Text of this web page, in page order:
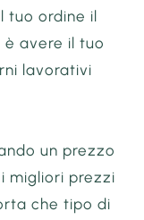
tuo ordine il
è avere il tuo
lavorativi
un prezzo
migliori prezzi
che tipo di